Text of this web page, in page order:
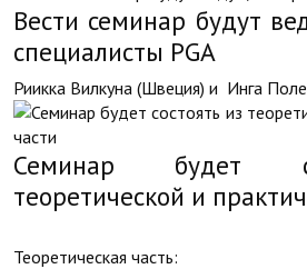
Вести семинар будут
специалисты PGA
Риикка Вилкуна (Швеция) и Инга
Семинар будет
теоретической и
Теоретическая часть: